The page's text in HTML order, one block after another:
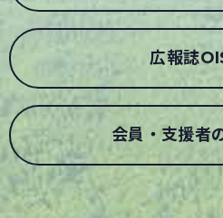
広報誌
会員・支援者